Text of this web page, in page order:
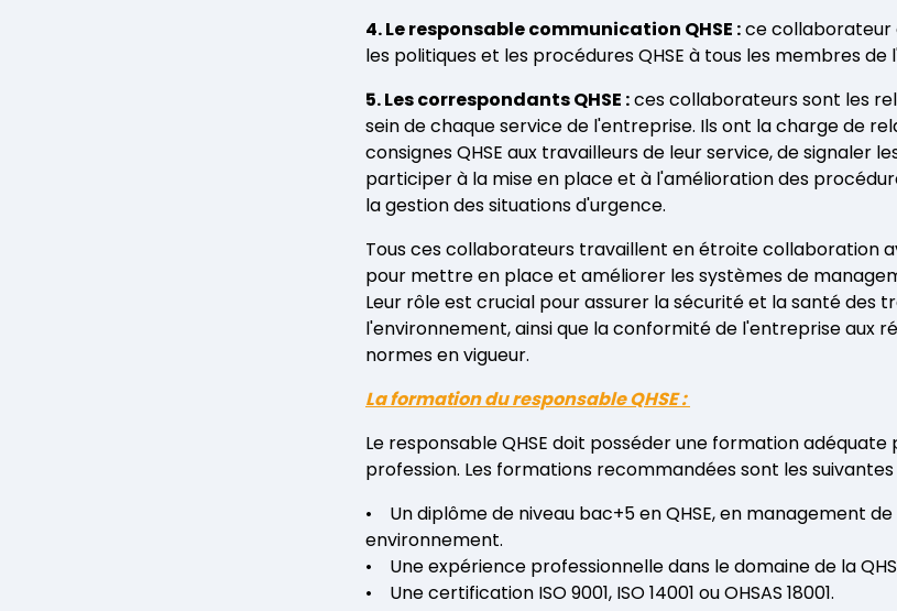
4. Le responsable communication QHSE :ce collaborateur
les politiques et les procédures QHSE à tous les membres de
5. Les correspondants QHSE :ces collaborateurs sont les
sein de chaque service de l'entreprise. Ils ont la charge de
consignes QHSE aux travailleurs de leur service, de signaler
participer à la mise en place et à l'amélioration des
la gestion des situations d'urgence.
Tous ces collaborateurs travaillent en étroite collaboration
pour mettre en place et améliorer les systèmes de
Leur rôle est crucial pour assurer la sécurité et la santé des
l'environnement, ainsi que la conformité de l'entreprise aux
normes en vigueur.
La formation du responsable QHSE :
Le responsable QHSE doit posséder une formation
profession. Les formations recommandées sont les suivantes
• Un diplôme de niveau bac+5 en QHSE, en management
environnement.
• Une expérience professionnelle dans le domaine de la
• Une certification ISO 9001, ISO 14001 ou OHSAS 18001.